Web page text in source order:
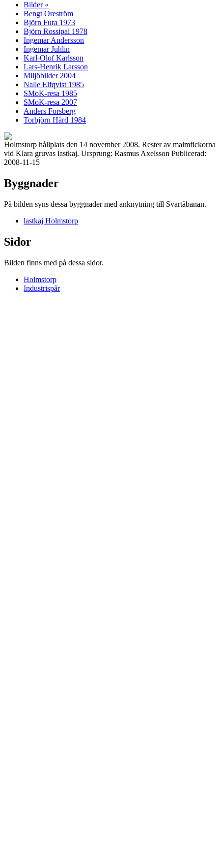
Bilder «
Bengt Oreström
Björn Fura 1973
Björn Rossipal 1978
Ingemar Andersson
Ingemar Juhlin
Karl-Olof Karlsson
Lars-Henrik Larsson
Miljöbilder 2004
Nalle Elfqvist 1985
SMoK-resa 1985
SMoK-resa 2007
Anders Forsberg
Torbjörn Hård 1984
Holmstorp hållplats den 14 november 2008. Rester av malmfickorna
vid Klara gruvas lastkaj. Ursprung: Rasmus Axelsson Publicerad:
2008-11-15
Byggnader
På bilden syns dessa byggnader med anknytning till Svartåbanan.
lastkaj Holmstorp
Sidor
Bilden finns med på dessa sidor.
Holmstorp
Industrispår